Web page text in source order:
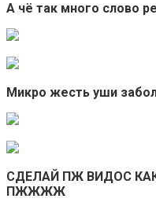
А чё так много слово
Микро жесть уши
СДЕЛАЙ ПЖ ВИДОС
ПЖЖЖЖ